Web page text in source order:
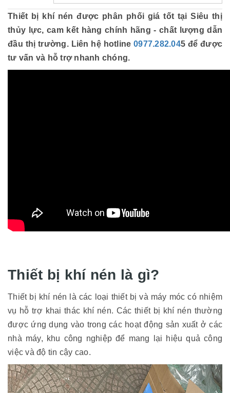
Thiết bị khí nén được phân phối giá tốt tại Siêu thị
thủy lực, cam kết hàng chính hãng - chất lượng dẫn
đầu thị trường. Liên hệ hotline 0977.282.045 để được
tư vấn và hỗ trợ nhanh chóng.
Thiết bị khí nén là gì?
Thiết bị khí nén là các loại thiết bị và máy móc có nhiệm
vụ hỗ trợ khai thác khí nén. Các thiết bị khí nén thường
được ứng dụng vào trong các hoạt động sản xuất ở các
nhà máy, khu công nghiệp để mang lại hiệu quả công
việc và độ tin cậy cao.